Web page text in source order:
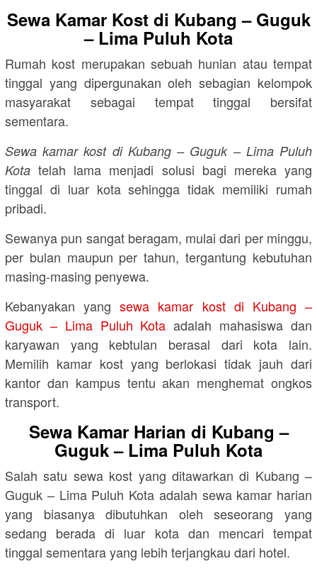
Sewa Kamar Kost di Kubang – Guguk
– Lima Puluh Kota
Rumah kost merupakan sebuah hunian atau tempat
tinggal yang dipergunakan oleh sebagian kelompok
masyarakat sebagai tempat tinggal bersifat
sementara.
Sewa kamar kost di Kubang – Guguk – Lima Puluh
Kota telah lama menjadi solusi bagi mereka yang
tinggal di luar kota sehingga tidak memiliki rumah
pribadi.
Sewanya pun sangat beragam, mulai dari per minggu,
per bulan maupun per tahun, tergantung kebutuhan
masing-masing penyewa.
Kebanyakan yangsewa kamar kost di Kubang –
Guguk – Lima Puluh Kota adalah mahasiswa dan
karyawan yang kebtulan berasal dari kota lain.
Memilih kamar kost yang berlokasi tidak jauh dari
kantor dan kampus tentu akan menghemat ongkos
transport.
Sewa Kamar Harian di Kubang –
Guguk – Lima Puluh Kota
Salah satu sewa kost yang ditawarkan di Kubang –
Guguk – Lima Puluh Kota adalah sewa kamar harian
yang biasanya dibutuhkan oleh seseorang yang
sedang berada di luar kota dan mencari tempat
tinggal sementara yang lebih terjangkau dari hotel.